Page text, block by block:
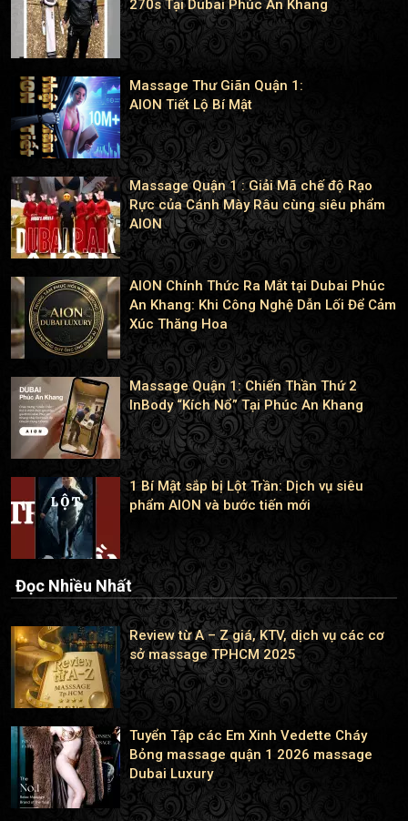
270s Tại Dubai Phúc An Khang
Massage Thư Giãn Quận 1:
AION Tiết Lộ Bí Mật
Massage Quận 1 : Giải Mã chế độ Rạo
Rực của Cánh Mày Râu cùng siêu phẩm
AION
AION Chính Thức Ra Mắt tại Dubai Phúc
An Khang: Khi Công Nghệ Dẫn Lối Để Cảm
Xúc Thăng Hoa
Massage Quận 1: Chiến Thần Thứ 2
InBody “Kích Nổ” Tại Phúc An Khang
1 Bí Mật sắp bị Lột Trần: Dịch vụ siêu
phẩm AION và bước tiến mới
Đọc Nhiều Nhất
Review từ A – Z giá, KTV, dịch vụ các cơ
sở massage TPHCM 2025
Tuyển Tập các Em Xinh Vedette Cháy
Bỏng massage quận 1 2026 massage
Dubai Luxury